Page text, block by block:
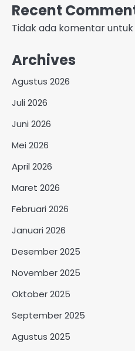
Recent
Tidak ada komentar
Archives
Agustus 2026
Juli 2026
Juni 2026
Mei 2026
April 2026
Maret 2026
Februari 2026
Januari 2026
Desember 2025
November 2025
Oktober 2025
September 2025
Agustus 2025